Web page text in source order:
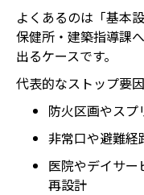
よくあるのは「基本
保健所・建築指導課
出るケースです。
代表的なストップ要
防火区画やスプ
非常口や避難経
医院やデイサー
再設計